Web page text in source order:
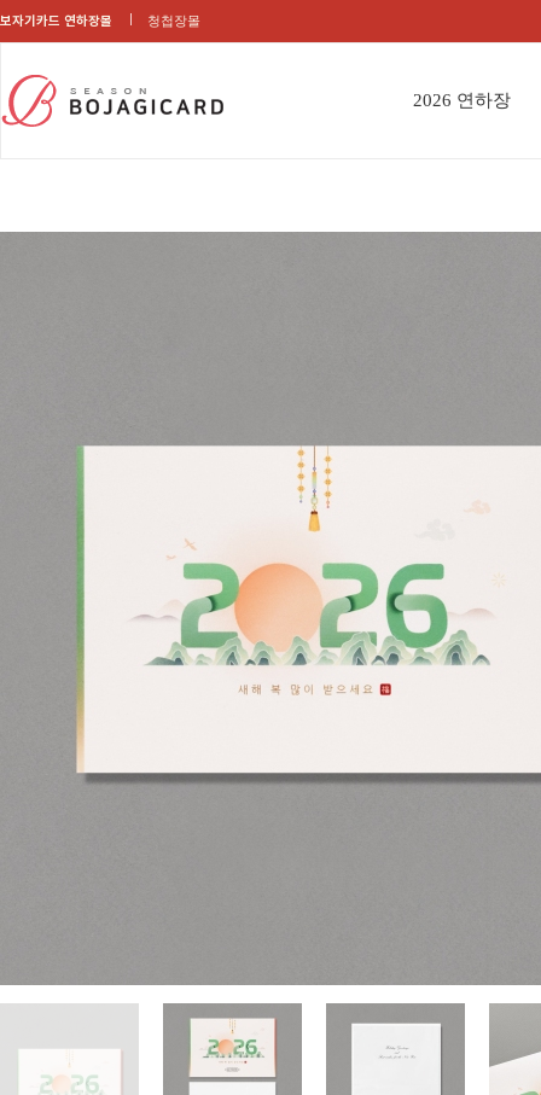
보자기카드 연하장몰 청첩장몰
2026 연하장